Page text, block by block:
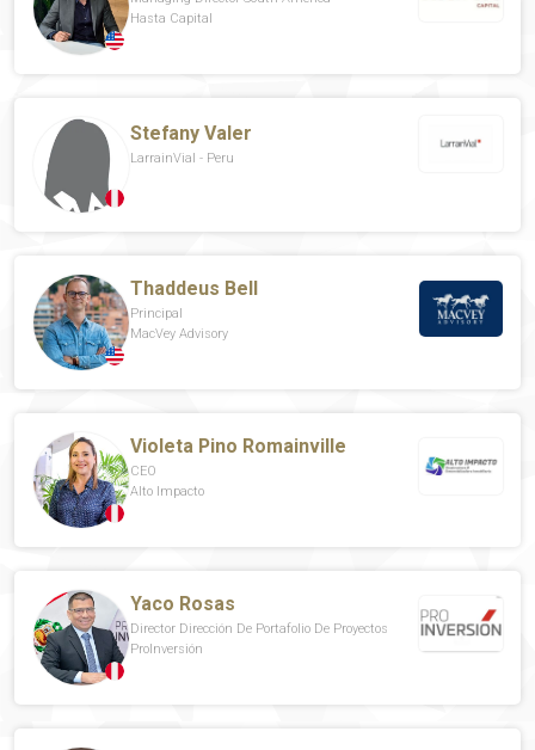
Hasta Capital
Stefany Valer
LarrainVial - Peru
Thaddeus Bell
Principal
MacVey Advisory
Violeta Pino Romainville
CEO
Alto Impacto
Yaco Rosas
Director Dirección De Portafolio De Proyectos
ProInversión